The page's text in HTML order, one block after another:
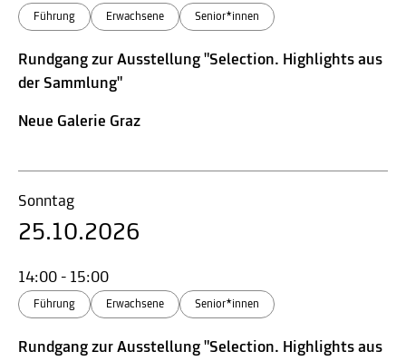
Führung Erwachsene Senior*innen
Rundgang zur Ausstellung "Selection. Highlights aus
der Sammlung"
Neue Galerie Graz
Sonntag
25.10.2026
14:00 - 15:00
Führung Erwachsene Senior*innen
Rundgang zur Ausstellung "Selection. Highlights aus